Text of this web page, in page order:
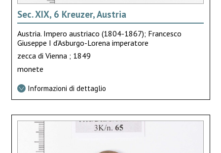
Sec. XIX, 6 Kreuzer, Austria
Austria. Impero austriaco (1804-1867); Francesco
Giuseppe I d’Asburgo-Lorena imperatore
zecca di Vienna ; 1849
monete
Informazioni di dettaglio